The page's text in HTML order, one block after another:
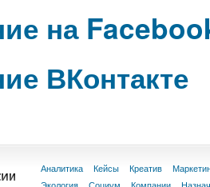
на
ВКонтакте
Аналитика Кейсы Креатив